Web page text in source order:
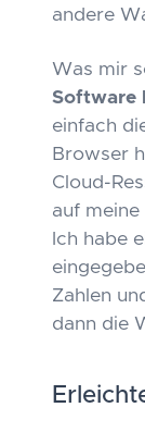
andere
Was mir
Software
einfach
Browser
Cloud-
auf
Ich habe
Zahlen
dann die